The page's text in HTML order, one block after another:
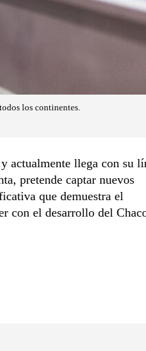
los continentes.
actualmente llega con su
pretende captar nuevos
que demuestra el
con el desarrollo del